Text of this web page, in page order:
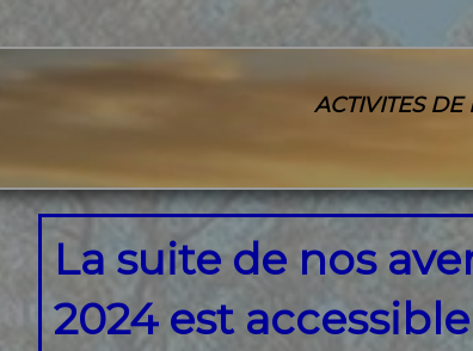
ACTIVITES
La suite de nos
2024 est